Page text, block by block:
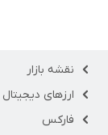
نقشه بازار
ارزهای دیجیتال
فارکس